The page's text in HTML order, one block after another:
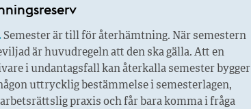
Semester är till för återhämtning. När semestern
är huvudregeln att den ska gälla. Att en
i undantagsfall kan återkalla semester bygger
uttrycklig bestämmelse i semesterlagen,
praxis och får bara komma i fråga